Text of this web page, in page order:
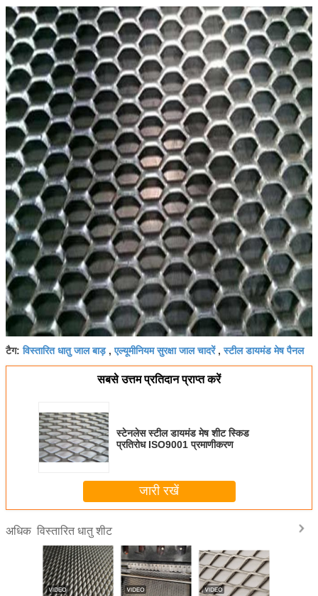
टैग:विस्तारित धातु जाल बाड़,एल्यूमीनियम सुरक्षा जाल चादरें,स्टील डायमंड मेष पैनल
सबसे उत्तम प्रतिदान प्राप्त करें
स्टेनलेस स्टील डायमंड मेष शीट स्किड
प्रतिरोध ISO9001 प्रमाणीकरण
जारी रखें
अधिक विस्तारित धातु शीट